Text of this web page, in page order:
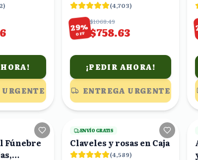
) (4,703)
29%
OFF
$1068.49
$758.63
¡PEDIR AHORA!
ENTREGA URGENTE
15viendo
Fúnebre
16viendo
ENVÍO GRATIS
Claveles y rosas en Caja
(4,589)